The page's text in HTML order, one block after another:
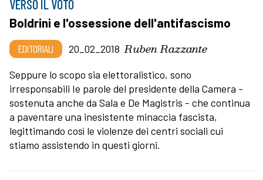
VERSO IL VOTO
Boldrini e l'ossessione dell'antifascismo
EDITORIALI 20_02_2018 Ruben Razzante
Seppure lo scopo sia elettoralistico, sono
irresponsabili Ie parole del presidente della Camera -
sostenuta anche da Sala e De Magistris - che continua
a paventare una inesistente minaccia fascista,
legittimando così le violenze dei centri sociali cui
stiamo assistendo in questi giorni.